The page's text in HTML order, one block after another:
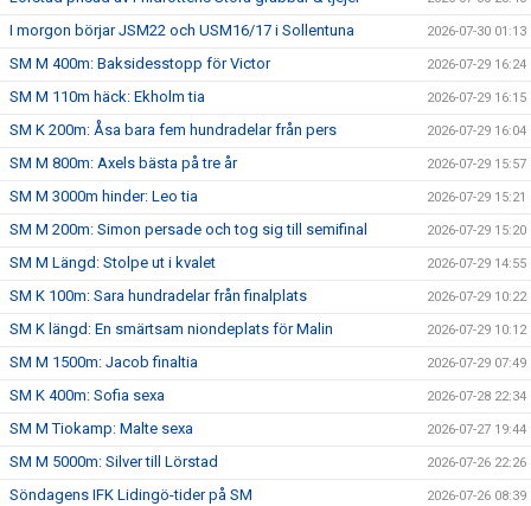
I morgon börjar JSM22 och USM16/17 i Sollentuna 2026-07-30 01:13
SM M 400m: Baksidesstopp för Victor 2026-07-29 16:24
SM M 110m häck: Ekholm tia 2026-07-29 16:15
SM K 200m: Åsa bara fem hundradelar från pers 2026-07-29 16:04
SM M 800m: Axels bästa på tre år 2026-07-29 15:57
SM M 3000m hinder: Leo tia 2026-07-29 15:21
SM M 200m: Simon persade och tog sig till semifinal 2026-07-29 15:20
SM M Längd: Stolpe ut i kvalet 2026-07-29 14:55
SM K 100m: Sara hundradelar från finalplats 2026-07-29 10:22
SM K längd: En smärtsam niondeplats för Malin 2026-07-29 10:12
SM M 1500m: Jacob finaltia 2026-07-29 07:49
SM K 400m: Sofia sexa 2026-07-28 22:34
SM M Tiokamp: Malte sexa 2026-07-27 19:44
SM M 5000m: Silver till Lörstad 2026-07-26 22:26
Söndagens IFK Lidingö-tider på SM 2026-07-26 08:39